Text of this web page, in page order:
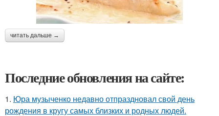
читать дальше →
Последние обновления на сайте:
1. Юра музыченко недавно отпраздновал свой день
рождения в кругу самых близких и родных людей.